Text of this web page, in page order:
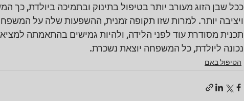
ככל שבן הזוג מעורב יותר בטיפול בתינוק ובתמיכה ביולדת,
ויציבה יותר. למרות שזו תקופה זמנית, ההשפעות שלה על
תכנית מסודרת עוד לפני הלידה, ולהיות גמישים בהתאמתה
נכונה ליולדת, כל המשפחה יוצאת נשכרת.
הטיפול באם